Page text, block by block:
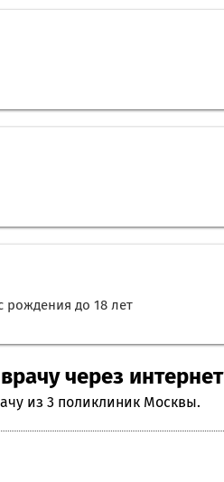
рождения до 18 лет
через интернет
из 3 поликлиник Москвы.